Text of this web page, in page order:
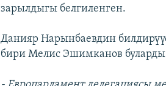
зарылдыгы белгиленген.
Данияр Нарынбаевдин
бири Мелис Эшимканов